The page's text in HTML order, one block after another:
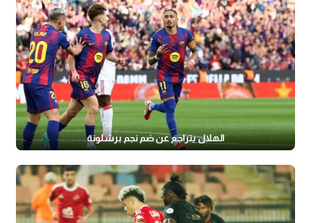
الهلال يتراجع عن ضم نجم برشلونة